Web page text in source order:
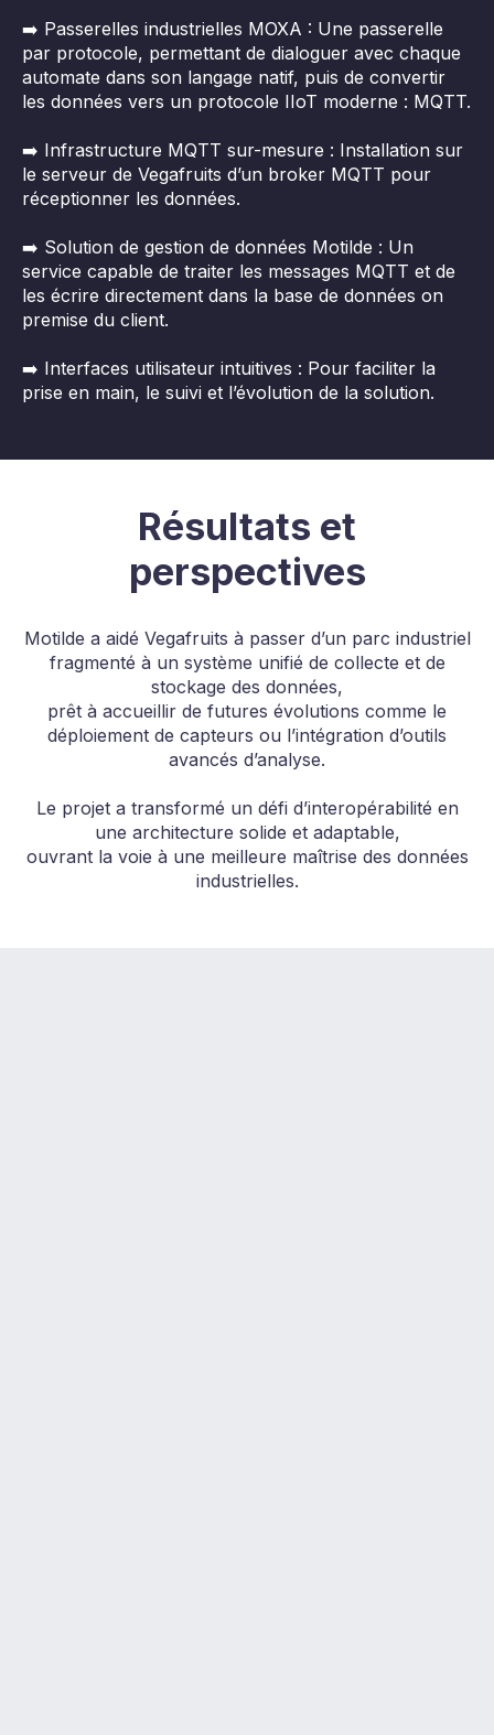
➡️ Passerelles industrielles MOXA : Une passerelle
par protocole, permettant de dialoguer avec chaque
automate dans son langage natif, puis de convertir
les données vers un protocole IIoT moderne : MQTT.
➡️ Infrastructure MQTT sur-mesure : Installation sur
le serveur de Vegafruits d’un broker MQTT pour
réceptionner les données.
➡️ Solution de gestion de données Motilde : Un
service capable de traiter les messages MQTT et de
les écrire directement dans la base de données on
premise du client.
➡️ Interfaces utilisateur intuitives : Pour faciliter la
prise en main, le suivi et l’évolution de la solution.
Résultats et
perspectives
Motilde a aidé Vegafruits à passer d’un parc industriel
fragmenté à un système unifié de collecte et de
stockage des données,
prêt à accueillir de futures évolutions comme le
déploiement de capteurs ou l’intégration d’outils
avancés d’analyse.
Le projet a transformé un défi d’interopérabilité en
une architecture solide et adaptable,
ouvrant la voie à une meilleure maîtrise des données
industrielles.